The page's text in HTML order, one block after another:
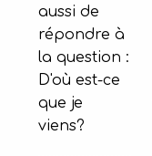
aussi de
répondre à
la question :
D'où est-ce
que je
viens?